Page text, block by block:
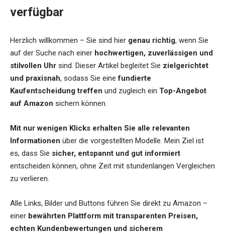
verfügbar
Herzlich willkommen – Sie sind hier genau richtig, wenn Sie
auf der Suche nach einer hochwertigen, zuverlässigen und
stilvollen Uhr sind. Dieser Artikel begleitet Sie zielgerichtet
und praxisnah, sodass Sie einefundierte
Kaufentscheidung treffen und zugleich ein Top-Angebot
auf Amazon sichern können.
Mit nur wenigen Klicks erhalten Sie alle relevanten
Informationen über die vorgestellten Modelle. Mein Ziel ist
es, dass Sie sicher, entspannt und gut informiert
entscheiden können, ohne Zeit mit stundenlangen Vergleichen
zu verlieren.
Alle Links, Bilder und Buttons führen Sie direkt zu Amazon –
einer bewährten Plattform mit transparenten Preisen,
echten Kundenbewertungen und sicherem